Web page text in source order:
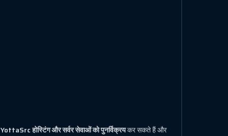
YottaSrc होस्टिंग और सर्वर सेवाओं को पुनर्विक्रयकर सकते हैं और